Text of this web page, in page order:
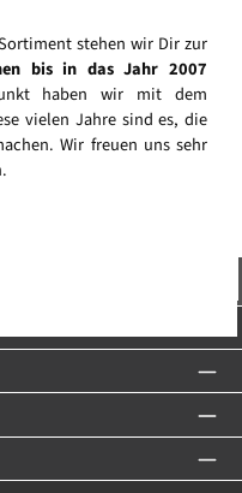
stehen wir Dir zur
bis in das Jahr 2007
haben wir mit dem
vielen Jahre sind es, die
Wir freuen uns sehr